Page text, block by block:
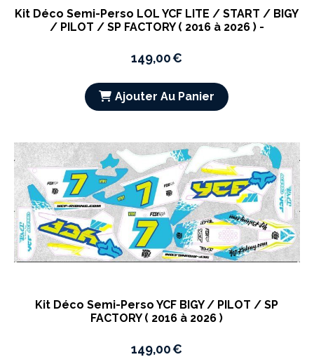
Kit Déco Semi-Perso LOL YCF LITE / START / BIGY
/ PILOT / SP FACTORY ( 2016 à 2026 ) -
149,00€
Ajouter Au Panier
Kit Déco Semi-Perso YCF BIGY / PILOT / SP
FACTORY ( 2016 à 2026 )
149,00€